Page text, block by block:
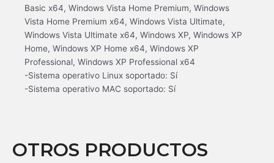
Basic x64, Windows Vista Home Premium, Windows
Vista Home Premium x64, Windows Vista Ultimate,
Windows Vista Ultimate x64, Windows XP, Windows XP
Home, Windows XP Home x64, Windows XP
Professional, Windows XP Professional x64
-Sistema operativo Linux soportado: Sí
-Sistema operativo MAC soportado: Sí
OTROS PRODUCTOS